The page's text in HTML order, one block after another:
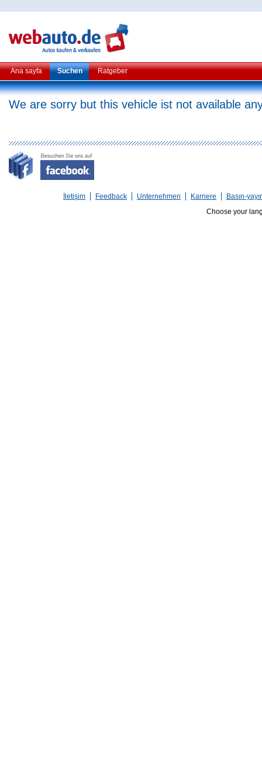
Ana sayfa Suchen Ratgeber
We are sorry but this vehicle ist not available
İletişim Feedback Unternehmen Karriere
Basın-
Choose your